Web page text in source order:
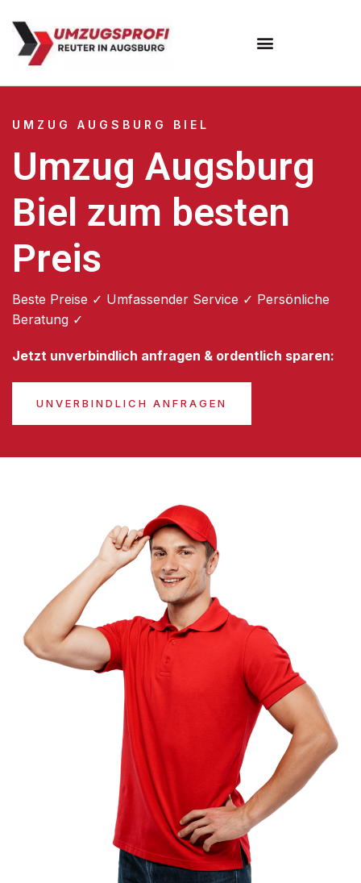
UMZUG AUGSBURG BIEL
Umzug Augsburg
Biel zum besten
Preis
Beste Preise ✓ Umfassender Service ✓ Persönliche
Beratung ✓
Jetzt unverbindlich anfragen & ordentlich sparen:
UNVERBINDLICH ANFRAGEN